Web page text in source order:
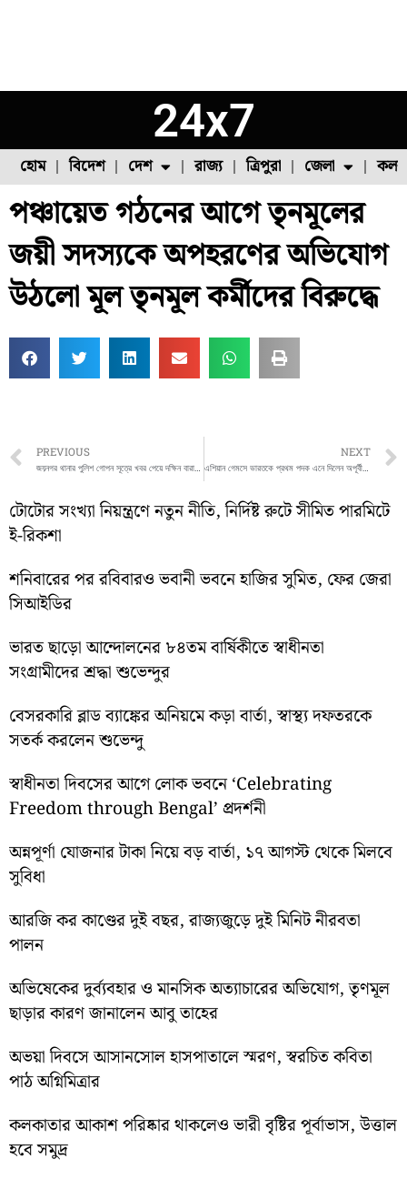
24x7
হোম বিদেশ দেশ
ফুল চাষ ফল চাষ মাছ চাষ পোল্ট্রি চাষ
রাজ্য ত্রিপুরা জেলা
উত্তর ২৪ পরগনা
পঞ্চায়েত গঠনের আগে তৃনমূলের
জয়ী সদস্যকে অপহরণের অভিযোগ
উঠলো মূল তৃনমূল কর্মীদের বিরুদ্ধে
Prev
PREVIOUS
জয়নগর থানার পুলিশ গোপন সূত্রে খবর পেয়ে দক্ষিন বারাশত বাজার সংলগ্ন এলাকা থেকে এক দুস্কৃতিকে আগ্নেয়াস্ত্র সহ গ্রেফতার করে
NEXT
এশিয়ান গেমসে ভারতকে প্রথম পদক এনে দিলেন অপূর্বী চান্দেলা ও রবি কুমার
টোটোর সংখ্যা নিয়ন্ত্রণে নতুন নীতি, নির্দিষ্ট রুটে সীমিত পারমিটে
ই-রিকশা
শনিবারের পর রবিবারও ভবানী ভবনে হাজির সুমিত, ফের জেরা
সিআইডির
ভারত ছাড়ো আন্দোলনের ৮৪তম বার্ষিকীতে স্বাধীনতা
সংগ্রামীদের শ্রদ্ধা শুভেন্দুর
বেসরকারি ব্লাড ব্যাঙ্কের অনিয়মে কড়া বার্তা, স্বাস্থ্য দফতরকে
সতর্ক করলেন শুভেন্দু
স্বাধীনতা দিবসের আগে লোক ভবনে ‘Celebrating
Freedom through Bengal’ প্রদর্শনী
অন্নপূর্ণা যোজনার টাকা নিয়ে বড় বার্তা, ১৭ আগস্ট থেকে মিলবে
সুবিধা
আরজি কর কাণ্ডের দুই বছর, রাজ্যজুড়ে দুই মিনিট নীরবতা
পালন
অভিষেকের দুর্ব্যবহার ও মানসিক অত্যাচারের অভিযোগ, তৃণমূল
ছাড়ার কারণ জানালেন আবু তাহের
অভয়া দিবসে আসানসোল হাসপাতালে স্মরণ, স্বরচিত কবিতা
পাঠ অগ্নিমিত্রার
কলকাতার আকাশ পরিষ্কার থাকলেও ভারী বৃষ্টির পূর্বাভাস, উত্তাল
হবে সমুদ্র